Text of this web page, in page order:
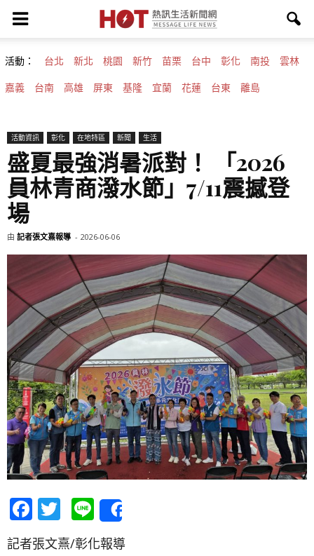
活動： 台北 新北 桃園 新竹 苗栗 台中 彰化 南投 雲林
嘉義 台南 高雄 屏東 基隆 宜蘭 花蓮 台東 離島
活動資訊 彰化 在地特區 新聞 生活
盛夏最強消暑派對！ 「2026
員林青商潑水節」7/11震撼登
場
由 記者張文熹報導 - 2026-06-06
Facebook
Twitter
Line
記者張文熹/彰化報導